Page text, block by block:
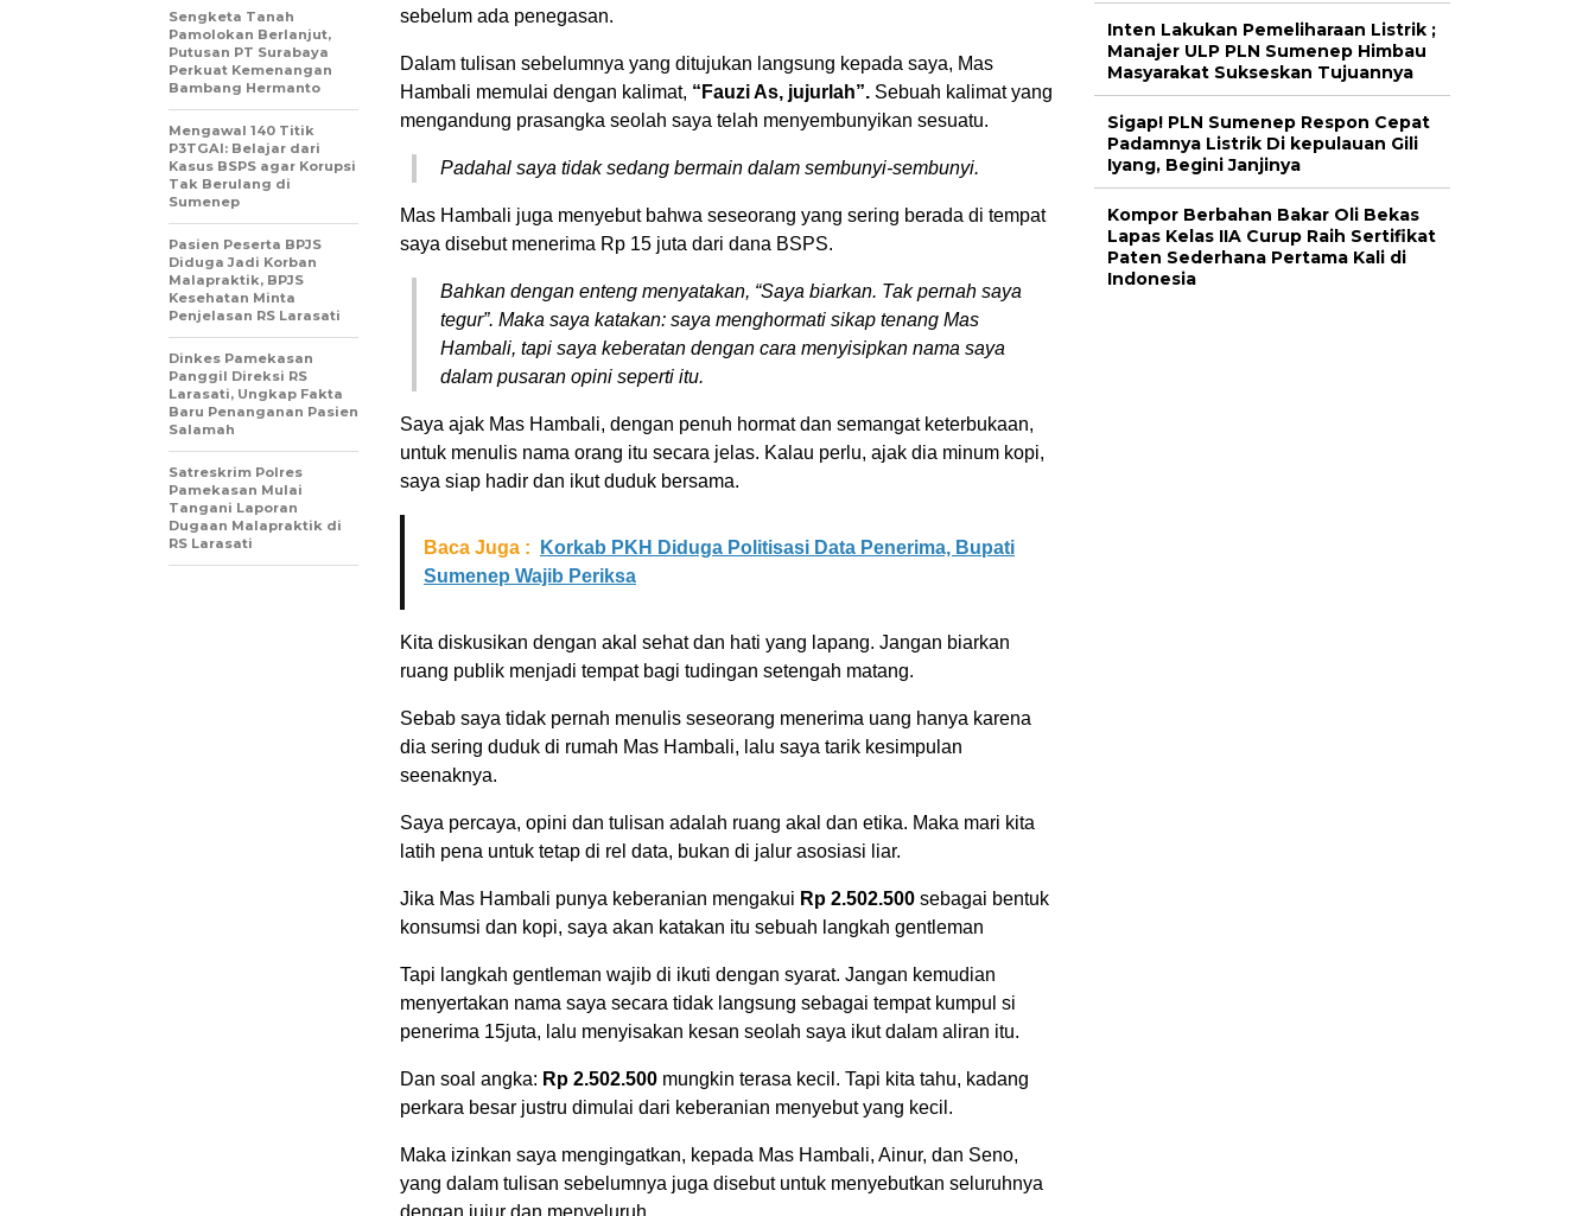
sebelum ada penegasan.
Dalam tulisan sebelumnya yang ditujukan langsung kepada saya, Mas
Hambali memulai dengan kalimat, “Fauzi As, jujurlah”. Sebuah kalimat yang
mengandung prasangka seolah saya telah menyembunyikan sesuatu.
Padahal saya tidak sedang bermain dalam sembunyi-sembunyi.
Mas Hambali juga menyebut bahwa seseorang yang sering berada di tempat
saya disebut menerima Rp 15 juta dari dana BSPS.
Bahkan dengan enteng menyatakan, “Saya biarkan. Tak pernah saya
tegur”. Maka saya katakan: saya menghormati sikap tenang Mas
Hambali, tapi saya keberatan dengan cara menyisipkan nama saya
dalam pusaran opini seperti itu.
Saya ajak Mas Hambali, dengan penuh hormat dan semangat keterbukaan,
untuk menulis nama orang itu secara jelas. Kalau perlu, ajak dia minum kopi,
saya siap hadir dan ikut duduk bersama.
Baca Juga :
Korkab PKH Diduga Politisasi Data Penerima, Bupati
Sumenep Wajib Periksa
Kita diskusikan dengan akal sehat dan hati yang lapang. Jangan biarkan
ruang publik menjadi tempat bagi tudingan setengah matang.
Sebab saya tidak pernah menulis seseorang menerima uang hanya karena
dia sering duduk di rumah Mas Hambali, lalu saya tarik kesimpulan
seenaknya.
Saya percaya, opini dan tulisan adalah ruang akal dan etika. Maka mari kita
latih pena untuk tetap di rel data, bukan di jalur asosiasi liar.
Jika Mas Hambali punya keberanian mengakui Rp 2.502.500 sebagai bentuk
konsumsi dan kopi, saya akan katakan itu sebuah langkah gentleman
Tapi langkah gentleman wajib di ikuti dengan syarat. Jangan kemudian
menyertakan nama saya secara tidak langsung sebagai tempat kumpul si
penerima 15juta, lalu menyisakan kesan seolah saya ikut dalam aliran itu.
Dan soal angka: Rp 2.502.500 mungkin terasa kecil. Tapi kita tahu, kadang
perkara besar justru dimulai dari keberanian menyebut yang kecil.
Maka izinkan saya mengingatkan, kepada Mas Hambali, Ainur, dan Seno,
yang dalam tulisan sebelumnya juga disebut untuk menyebutkan seluruhnya
Sengketa Tanah
Pamolokan Berlanjut,
Putusan PT Surabaya
Perkuat Kemenangan
Bambang Hermanto
Mengawal 140 Titik
P3TGAI: Belajar dari
Kasus BSPS agar Korupsi
Tak Berulang di
Sumenep
Pasien Peserta BPJS
Diduga Jadi Korban
Malapraktik, BPJS
Kesehatan Minta
Penjelasan RS Larasati
Dinkes Pamekasan
Panggil Direksi RS
Larasati, Ungkap Fakta
Baru Penanganan Pasien
Salamah
Satreskrim Polres
Pamekasan Mulai
Tangani Laporan
Dugaan Malapraktik di
RS Larasati
Inten Lakukan Pemeliharaan Listrik ;
Manajer ULP PLN Sumenep Himbau
Masyarakat Sukseskan Tujuannya
Sigap! PLN Sumenep Respon Cepat
Padamnya Listrik Di kepulauan Gili
Iyang, Begini Janjinya
Kompor Berbahan Bakar Oli Bekas
Lapas Kelas IIA Curup Raih Sertifikat
Paten Sederhana Pertama Kali di
Indonesia